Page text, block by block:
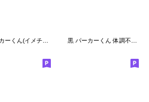
黒 パーカーくん(イメチェンver.)⑨ 黒 パーカーくん 体調不良を気遣う